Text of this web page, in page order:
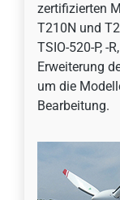
zertifizierten
T210N und
TSIO-520-P, -
Erweiterung
um die
Bearbeitung.